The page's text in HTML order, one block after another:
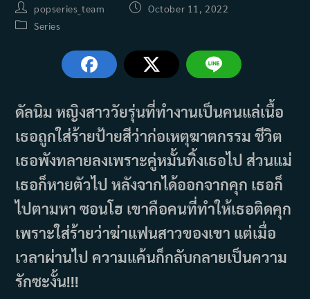
Post
author:
popseries_team
PostOctober 11, 2022
PostSeries
ดัลนิม หญิงสาววัยรุ่นที่ทำงานเป็นคนแล่เนื้อ
เธอถูกใส่ร้ายป้ายสีว่าก่อเหตุฆาตกรรม ชีวิต
เธอพังทลายลงเพราะคู่หมั้นทิ้งเธอไป ส่วนแม่
เธอก็หายตัวไป หลังจากได้ออกจากคุก เธอก็
ไปตามหา ซอนโฮ เขาคือคนที่ทำให้เธอติดคุก
เพราะใส่ร้ายว่าฆ่าแฟนสาวของเขา แต่เมื่อ
เวลาผ่านไป ความแค้นก็กลับกลายเป็นความ
รักซะงั้น!!!